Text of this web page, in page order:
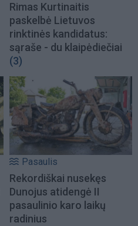
Rimas Kurtinaitis
paskelbė Lietuvos
rinktinės kandidatus:
sąraše - du klaipėdiečiai
(3)
Pasaulis
Rekordiškai nusekęs
Dunojus atidengė II
pasaulinio karo laikų
radinius